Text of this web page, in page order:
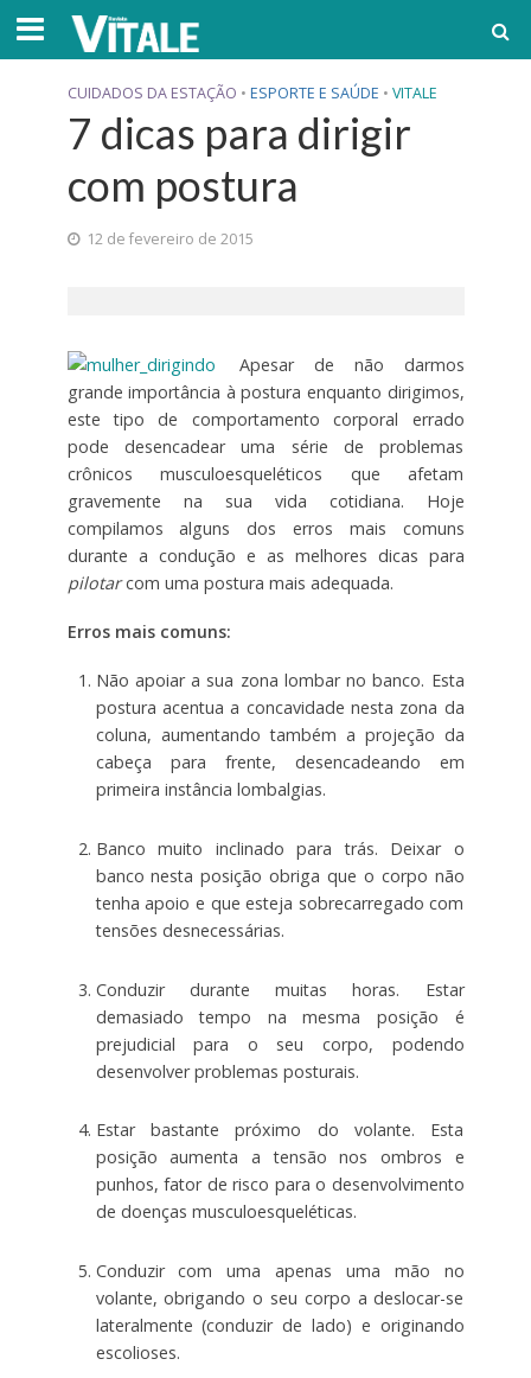
CUIDADOS DA ESTAÇÃO • ESPORTE E SAÚDE • VITALE
7 dicas para dirigir
com postura
12 de fevereiro de 2015
Apesar de não darmos
grande importância à postura enquanto dirigimos,
este tipo de comportamento corporal errado
pode desencadear uma série de problemas
crônicos musculoesqueléticos que afetam
gravemente na sua vida cotidiana. Hoje
compilamos alguns dos erros mais comuns
durante a condução e as melhores dicas para
pilotarcom uma postura mais adequada.
Erros mais comuns:
Não apoiar a sua zona lombar no banco. Esta
postura acentua a concavidade nesta zona da
coluna, aumentando também a projeção da
cabeça para frente, desencadeando em
primeira instância lombalgias.
Banco muito inclinado para trás. Deixar o
banco nesta posição obriga que o corpo não
tenha apoio e que esteja sobrecarregado com
tensões desnecessárias.
Conduzir durante muitas horas. Estar
demasiado tempo na mesma posição é
prejudicial para o seu corpo, podendo
desenvolver problemas posturais.
Estar bastante próximo do volante. Esta
posição aumenta a tensão nos ombros e
punhos, fator de risco para o desenvolvimento
de doenças musculoesqueléticas.
Conduzir com uma apenas uma mão no
volante, obrigando o seu corpo a deslocar-se
lateralmente (conduzir de lado) e originando
escolioses.